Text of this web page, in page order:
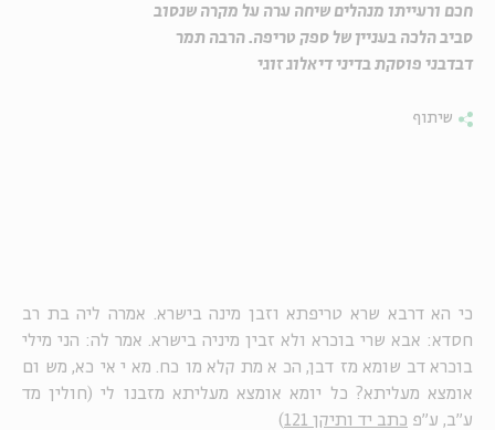
חכם ורעייתו מנהלים שיחה ערה על מקרה שנסוב
סביב הלכה בעניין של ספק טריפה. הרבה תמר
דבדבני פוסקת בדיני דיאלוג זוגי
שיתוף
כי הא דרבא שרא טריפתא וזבן מינה בישרא. אמרה ליה בת רב
חסדא: אבא שרי בוכרא ולא זבין מיניה בישרא. אמר לה: הני מילי
בוכרא דבשומא מזדבן, הכא מתקלא מוכח. מאי איכא, משום
אומצא מעליתא? כל יומא אומצא מעליתא מזבנו לי (חולין מד
ע"ב, ע"פ כתב יד ותיקן 121 )